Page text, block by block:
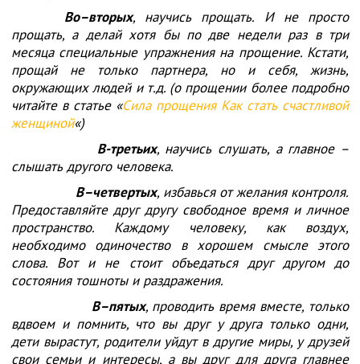
Во–вторых, научись прощать. И не просто
прощать, а делай хотя бы по две недели раз в три
месяца специальные упражнения на прощение. Кстати,
прощай не только партнера, но и себя, жизнь,
окружающих людей и т.д. (о прощении более подробно
читайте в статье «Сила прощения Как стать счастливой
женщиной«)
В-третьих, научись слушать, а главное –
слышать другого человека.
В–четвертых, избавься от желания контроля.
Предоставляйте друг другу свободное время и личное
пространство. Каждому человеку, как воздух,
необходимо одиночество в хорошем смысле этого
слова. Вот и не стоит объедаться друг другом до
состояния тошноты и раздражения.
В–пятых, проводить время вместе, только
вдвоем и помнить, что вы друг у друга только одни,
дети вырастут, родители уйдут в другие миры, у друзей
свои семьи и интересы, а вы друг для друга главнее